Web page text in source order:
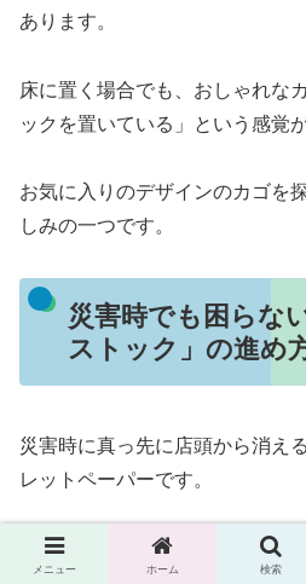
あります。
床に置く場合でも、おしゃれな
ックを置いている」という感覚
お気に入りのデザインのカゴを
しみの一つです。
災害時でも困らな
ストック」の進め
災害時に真っ先に店頭から消え
レットペーパーです。
一人暮らしだからこそ、自分を
メニュー ホーム 検索